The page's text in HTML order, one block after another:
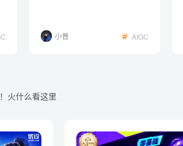
小普 AIGC
火什么看这里